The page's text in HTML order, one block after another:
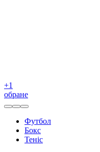
+1
обране
Футбол
Бокс
Теніс